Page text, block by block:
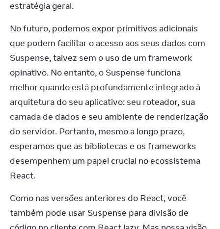
estratégia geral.
No futuro, podemos expor primitivos adicionais
que podem facilitar o acesso aos seus dados com
Suspense, talvez sem o uso de um framework
opinativo. No entanto, o Suspense funciona
melhor quando está profundamente integrado à
arquitetura do seu aplicativo: seu roteador, sua
camada de dados e seu ambiente de renderização
do servidor. Portanto, mesmo a longo prazo,
esperamos que as bibliotecas e os frameworks
desempenhem um papel crucial no ecossistema
React.
Como nas versões anteriores do React, você
também pode usar Suspense para divisão de